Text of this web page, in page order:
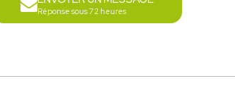
Réponse sous 72 heures